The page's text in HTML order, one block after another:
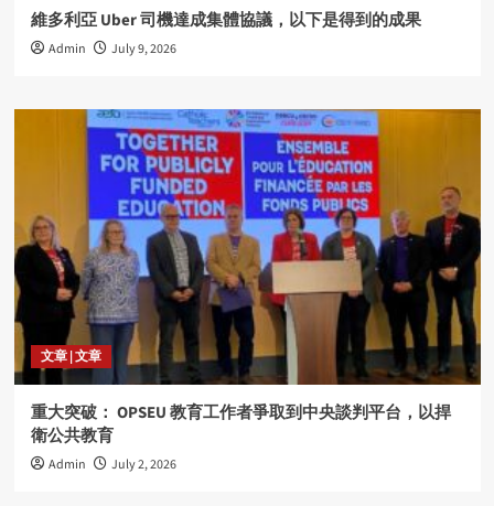
維多利亞 Uber 司機達成集體協議，以下是得到的成果
Admin July 9, 2026
文章 | 文章
重大突破： OPSEU 教育工作者爭取到中央談判平台，以捍
衛公共教育
Admin July 2, 2026